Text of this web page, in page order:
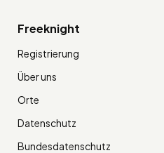
Freeknight
Registrierung
Über uns
Orte
Datenschutz
Bundesdatenschutz